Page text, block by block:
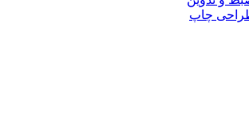
چاپ